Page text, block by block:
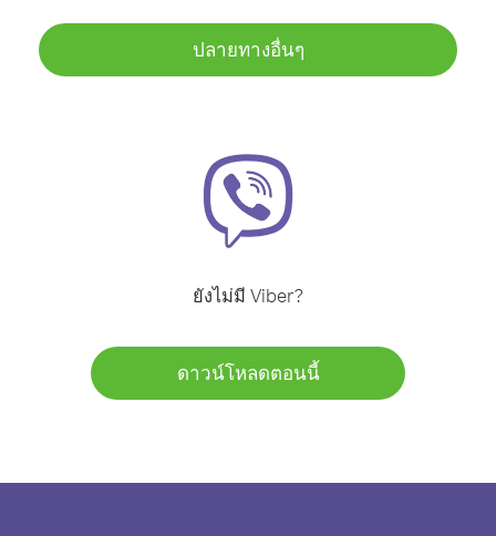
ปลายทางอื่นๆ
ยังไม่มี Viber?
ดาวน์โหลดตอนนี้